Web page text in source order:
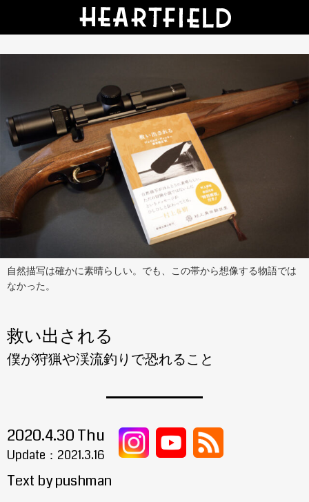
自然描写は確かに素晴らしい。でも、この帯から想像する物語では
なかった。
救い出される
僕が狩猟や渓流釣りで恐れること
2020.4.30 Thu
Update： 2021.3.16
Text by pushman